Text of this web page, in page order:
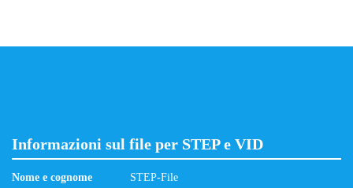
Informazioni sul file per STEP e VID
Nome e cognome
STEP-File